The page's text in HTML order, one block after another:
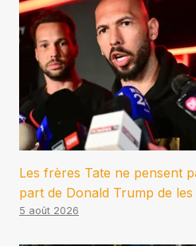
Les frères Tate ne pensent
part de Donald Trump de
5 août 2026